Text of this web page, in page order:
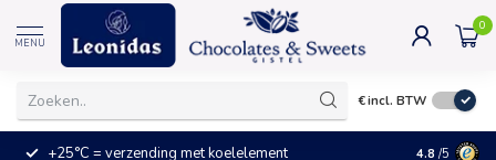
MENU
0
€incl. BTW
+25°C = verzending met koelelement Kleine
4.8 /5